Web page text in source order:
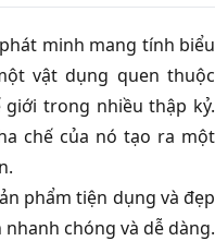
minh mang tính biểu
vật dụng quen thuộc
trong nhiều thập kỷ.
chế của nó tạo ra một
phẩm tiện dụng và đẹp
chóng và dễ dàng.